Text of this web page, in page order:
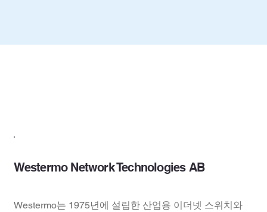
Westermo Network Technologies AB
Westermo는 1975년에 설립한 산업용 이더넷 스위치와